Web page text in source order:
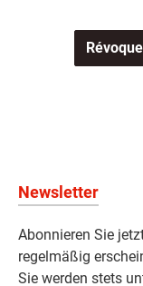
Newsletter
Abonnieren Sie
regelmäßig
Sie werden stets